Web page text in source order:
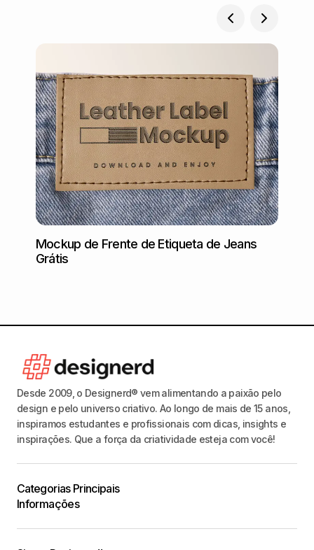
Mockup de Frente de Etiqueta de Jeans
Grátis
Desde 2009, o Designerd® vem alimentando a paixão pelo
design e pelo universo criativo. Ao longo de mais de 15 anos,
inspiramos estudantes e profissionais com dicas, insights e
inspirações. Que a força da criatividade esteja com você!
Categorias Principais
Informações